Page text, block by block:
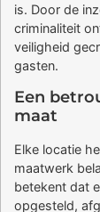
is. Door de
criminaliteit
veiligheid
gasten.
Een
maat
Elke locatie
maatwerk
betekent dat
opgesteld,